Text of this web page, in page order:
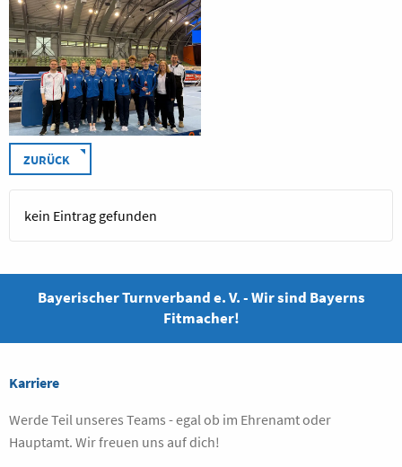
ZURÜCK
kein Eintrag gefunden
Bayerischer Turnverband e. V. - Wir sind Bayerns
Fitmacher!
Karriere
Werde Teil unseres Teams - egal ob im Ehrenamt oder
Hauptamt. Wir freuen uns auf dich!